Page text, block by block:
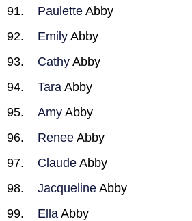
Paulette Abby
Emily Abby
Cathy Abby
Tara Abby
Amy Abby
Renee Abby
Claude Abby
Jacqueline Abby
Ella Abby